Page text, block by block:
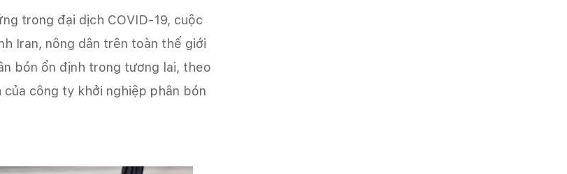
trong đại dịch COVID-19, cuộc
Iran, nông dân trên toàn thế giới
bón ổn định trong tương lai, theo
công ty khởi nghiệp phân bón